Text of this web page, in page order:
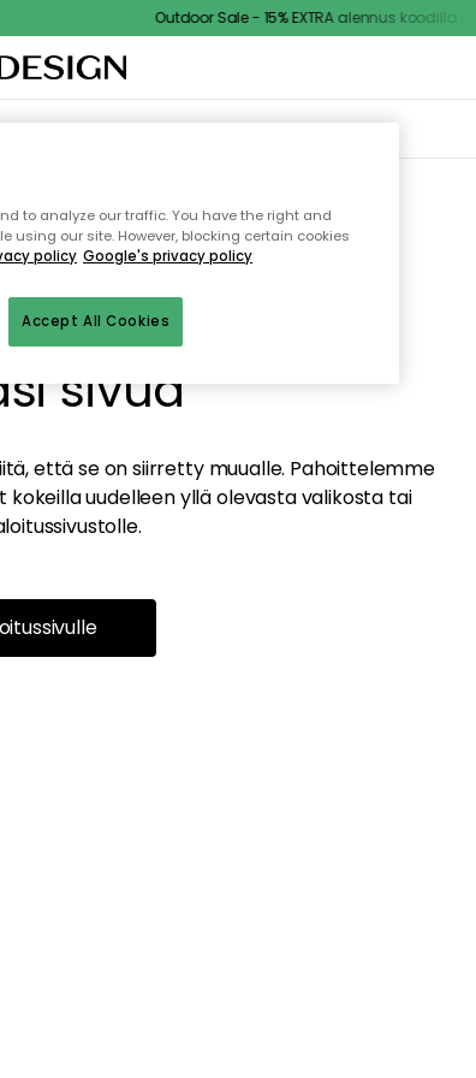
Outdoor Sale - 15% EXTRA alennus koodilla
SÄILYTYSULKOKALUSTEET
löydä
sivua
että se on siirretty muualle. Pahoittelemme
uudelleen yllä olevasta valikosta tai
to analyze our traffic. You have the right and
using our site. However, blocking certain cookies
policy Google's privacy policy
Accept All Cookies